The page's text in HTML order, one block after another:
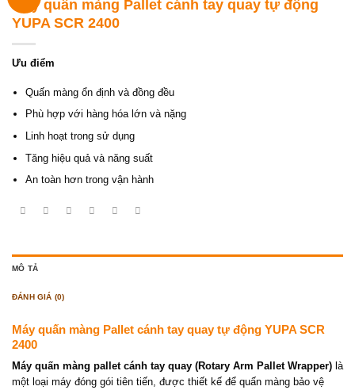
Máy quấn màng Pallet cánh tay quay tự động
YUPA SCR 2400
Ưu điểm
Quấn màng ổn định và đồng đều
Phù hợp với hàng hóa lớn và nặng
Linh hoạt trong sử dụng
Tăng hiệu quả và năng suất
An toàn hơn trong vận hành
MÔ TẢ
ĐÁNH GIÁ (0)
Máy quấn màng Pallet cánh tay quay tự động YUPA SCR
2400
Máy quấn màng pallet cánh tay quay (Rotary Arm Pallet Wrapper) là
một loại máy đóng gói tiên tiến, được thiết kế để quấn màng bảo vệ